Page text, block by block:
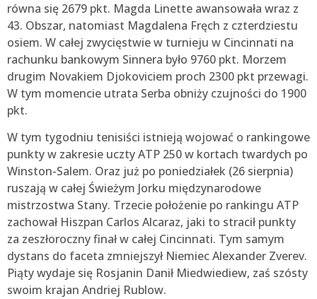
równa się 2679 pkt. Magda Linette awansowała wraz z
43. Obszar, natomiast Magdalena Fręch z czterdziestu
osiem. W całej zwycięstwie w turnieju w Cincinnati na
rachunku bankowym Sinnera było 9760 pkt. Morzem
drugim Novakiem Djokoviciem proch 2300 pkt przewagi.
W tym momencie utrata Serba obniży czujności do 1900
pkt.
W tym tygodniu tenisiści istnieją wojować o rankingowe
punkty w zakresie uczty ATP 250 w kortach twardych po
Winston-Salem. Oraz już po poniedziałek (26 sierpnia)
ruszają w całej Świeżym Jorku międzynarodowe
mistrzostwa Stany. Trzecie położenie po rankingu ATP
zachował Hiszpan Carlos Alcaraz, jaki to stracił punkty
za zeszłoroczny finał w całej Cincinnati. Tym samym
dystans do faceta zmniejszył Niemiec Alexander Zverev.
Piąty wydaje się Rosjanin Danił Miedwiediew, zaś szósty
swoim krajan Andriej Rublow.